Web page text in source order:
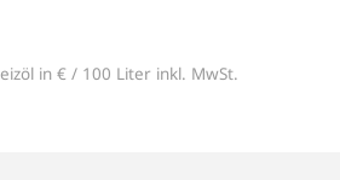
in € / 100 Liter inkl. MwSt.